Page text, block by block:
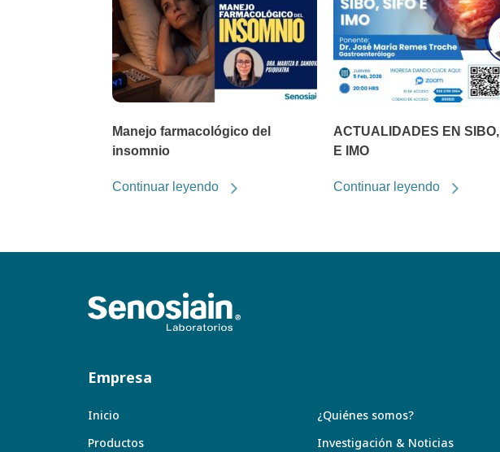
Manejo farmacológico del
insomnio
Continuar leyendo
ACTUALIDADES EN
E IMO
Continuar leyendo
Empresa
Inicio
¿Quiénes somos?
Productos
Investigación & Noticias